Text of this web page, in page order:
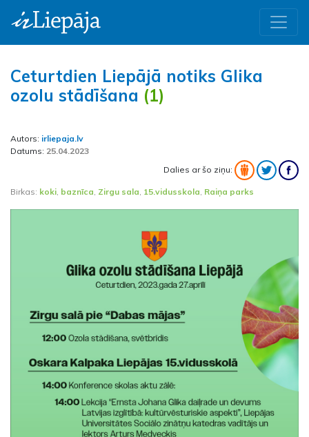
Ceturtdien Liepājā notiks Glika
ozolu stādīšana (1)
Autors: irliepaja.lv
Datums: 25.04.2023
Dalies ar šo ziņu:
Birkas: koki baznīca Zirgu sala 15.vidusskola Raiņa parks